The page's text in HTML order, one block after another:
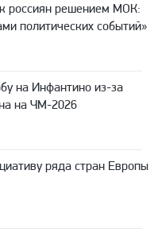
россиян решением МОК:
политических событий»
на Инфантино из-за
на ЧМ-2026
ряда стран Европы